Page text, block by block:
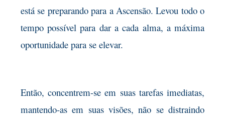
está se preparando para a Ascensão. Levou todo o
tempo possível para dar a cada alma, a máxima
oportunidade para se elevar.
Então, concentrem-se em suas tarefas imediatas,
mantendo-as em suas visões, não se distraindo